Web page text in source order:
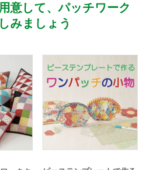
意して、パッチワーク
みましょう